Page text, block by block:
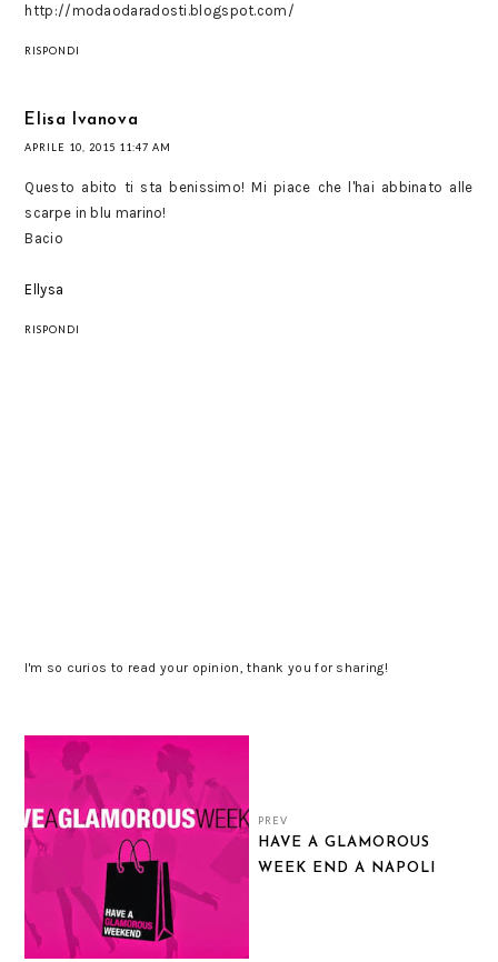
http://modaodaradosti.blogspot.com/
RISPONDI
Elisa Ivanova
APRILE 10, 2015 11:47 AM
Questo abito ti sta benissimo! Mi piace che l'hai abbinato alle
scarpe in blu marino!
Bacio
Ellysa
RISPONDI
I'm so curios to read your opinion, thank you for sharing!
PREV
HAVE A GLAMOROUS
WEEK END A NAPOLI